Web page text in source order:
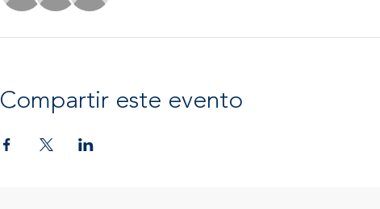
Compartir este evento